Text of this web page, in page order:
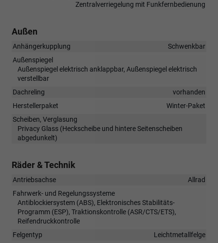
Zentralverriegelung mit Funkfernbedienung
Außen
Anhängerkupplung
Schwenkbar
Außenspiegel
Außenspiegel elektrisch anklappbar, Außenspiegel elektrisch
verstellbar
Dachreling
vorhanden
Herstellerpaket
Winter-Paket
Scheiben, Verglasung
Privacy Glass (Heckscheibe und hintere Seitenscheiben
abgedunkelt)
Räder & Technik
Antriebsachse
Allrad
Fahrwerk- und Regelungssysteme
Antiblockiersystem (ABS), Elektronisches Stabilitäts-
Programm (ESP), Traktionskontrolle (ASR/CTS/ETS),
Reifendruckkontrolle
Felgentyp
Leichtmetallfelge